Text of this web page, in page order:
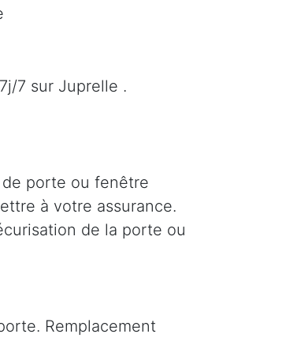
7 sur Juprelle .
porte ou fenêtre
à votre assurance.
de la porte ou
Remplacement